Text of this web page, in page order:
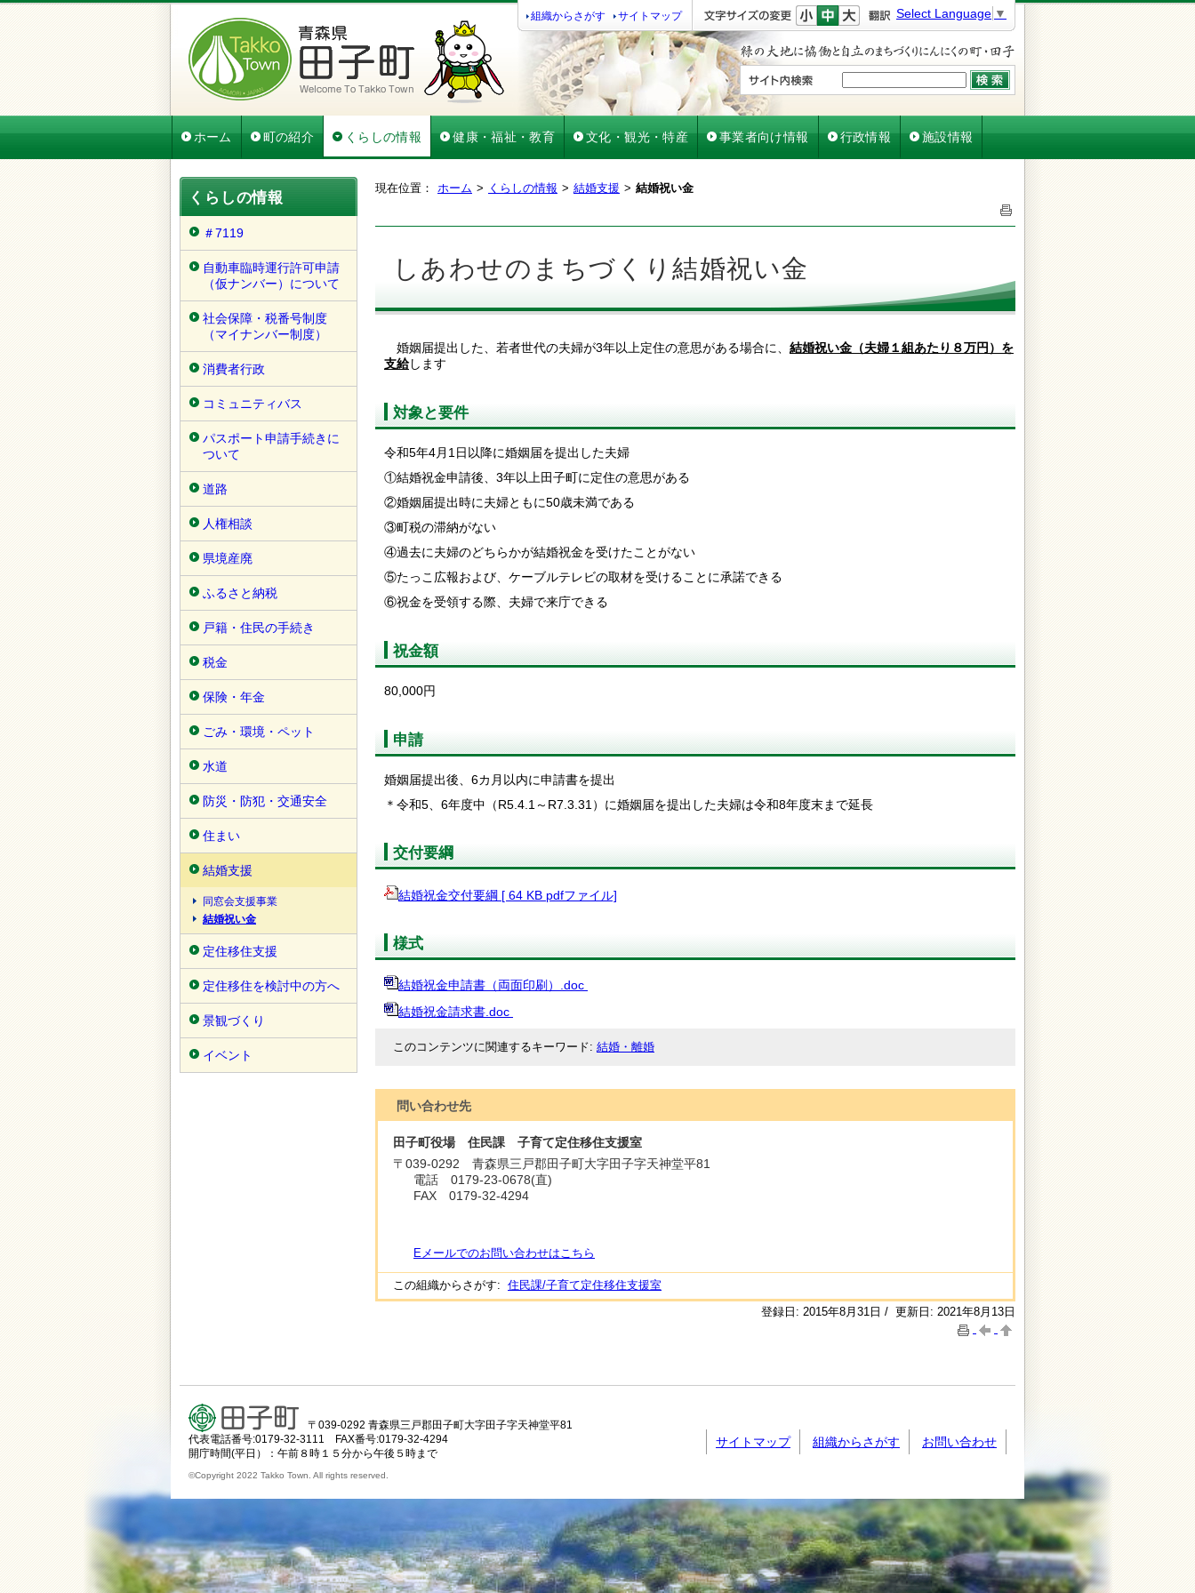
組織からさがす サイトマップ 文字を小さく
文字を元に戻す
文字を大きく
Select Language ▼
ホーム 町の紹介 くらしの情報 健康・福祉・教育 文化・観光・特産 事業者向け情報 行政情報 施設情報
くらしの情報
＃7119
自動車臨時運行許可申請
（仮ナンバー）について
社会保障・税番号制度
（マイナンバー制度）
消費者行政
コミュニティバス
パスポート申請手続きに
ついて
道路
人権相談
県境産廃
ふるさと納税
戸籍・住民の手続き
税金
保険・年金
ごみ・環境・ペット
水道
防災・防犯・交通安全
住まい
結婚支援
同窓会支援事業
結婚祝い金
定住移住支援
定住移住を検討中の方へ
景観づくり
イベント
現在位置： ホーム くらしの情報 結婚支援 結婚祝い金
しあわせのまちづくり結婚祝い金
婚姻届提出した、若者世代の夫婦が3年以上定住の意思がある場合に、 結婚祝い金（夫婦１組あたり８万円）を
支給します
対象と要件
令和5年4月1日以降に婚姻届を提出した夫婦
①結婚祝金申請後、3年以上田子町に定住の意思がある
②婚姻届提出時に夫婦ともに50歳未満である
③町税の滞納がない
④過去に夫婦のどちらかが結婚祝金を受けたことがない
⑤たっこ広報および、ケーブルテレビの取材を受けることに承諾できる
⑥祝金を受領する際、夫婦で来庁できる
祝金額
80,000円
申請
婚姻届提出後、6カ月以内に申請書を提出
＊令和5、6年度中（R5.4.1～R7.3.31）に婚姻届を提出した夫婦は令和8年度末まで延長
交付要綱
結婚祝金交付要綱 [ 64 KB pdfファイル]
様式
結婚祝金申請書（両面印刷）.doc
結婚祝金請求書.doc
このコンテンツに関連するキーワード 結婚・離婚
問い合わせ先
田子町役場 住民課 子育て定住移住支援室
〒 039-0292
青森県三戸郡田子町大字田子字天神堂平81
電話 0179-23-0678(直)
FAX 0179-32-4294
Eメールでのお問い合わせはこちら
この組織からさがす: 住民課/子育て定住移住支援室
登録日: 2015年8月31日 / 更新日: 2021年8月13日
〒039-0292 青森県三戸郡田子町大字田子字天神堂平81
代表電話番号:0179-32-3111 FAX番号:0179-32-4294
開庁時間(平日）：午前８時１５分から午後５時まで
サイトマップ 組織からさがす お問い合わせ
©Copyright 2022 Takko Town. All rights reserved.